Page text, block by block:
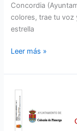
Concordia
colores, trae tu voz
estrella
Leer más »
Oferta
de
empleo